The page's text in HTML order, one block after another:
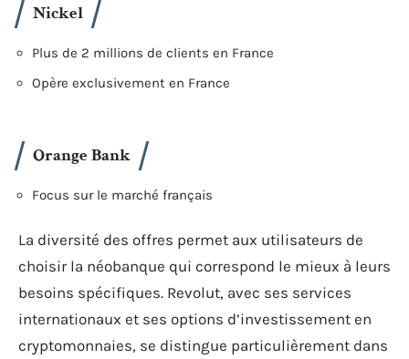
Nickel
Plus de 2 millions de clients en France
Opère exclusivement en France
Orange Bank
Focus sur le marché français
La diversité des offres permet aux utilisateurs de
choisir la néobanque qui correspond le mieux à leurs
besoins spécifiques. Revolut, avec ses services
internationaux et ses options d’investissement en
cryptomonnaies, se distingue particulièrement dans